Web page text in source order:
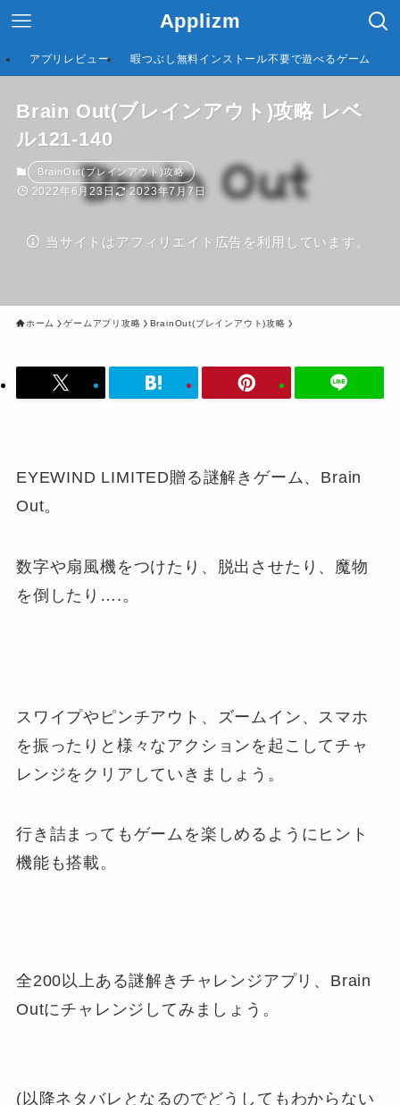
Applizm
アプリレビュー 暇つぶし無料インストール不要で遊べるゲーム
Brain Out(ブレインアウト)攻略 レベ
ル121-140
BrainOut(ブレインアウト)攻略
2022年6月23日 2023年7月7日
当サイトはアフィリエイト広告を利用しています。
ホーム ゲームアプリ攻略 BrainOut(ブレインアウト)攻略
EYEWIND LIMITED贈る謎解きゲーム、Brain
Out。
数字や扇風機をつけたり、脱出させたり、魔物
を倒したり….。
スワイプやピンチアウト、ズームイン、スマホ
を振ったりと様々なアクションを起こしてチャ
レンジをクリアしていきましょう。
行き詰まってもゲームを楽しめるようにヒント
機能も搭載。
全200以上ある謎解きチャレンジアプリ、Brain
Outにチャレンジしてみましょう。
(以降ネタバレとなるのでどうしてもわからない